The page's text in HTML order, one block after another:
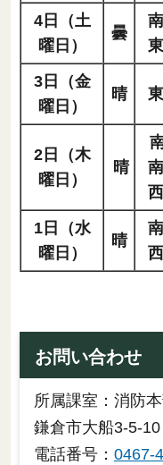
4日（土
曜日）
曇
南
東
3日（金
曜日）
晴 東
2日（木
曜日）
晴
南
西
1日（水
曜日）
晴
南
西
お問い合わせ
所属課室：消防
鎌倉市大船3-5-10
電話番号： 0467-